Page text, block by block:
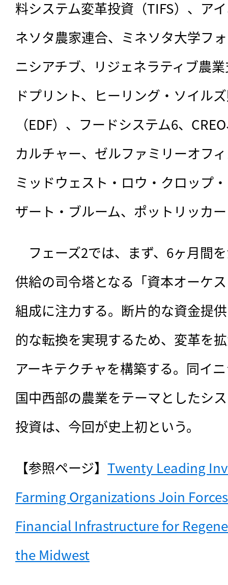
料システム変革投資（TIFS）、ア
ネソタ農家連合、ミネソタ大学フ
ニシアチブ、リジェネラティブ農
ドプリント、ヒーリング・ソイル
（EDF）、フードシステム6、
カルチャー、ゼルファミリーオフ
ミッドウェスト・ロウ・クロップ
ザート・ブルーム、ポットリッカ
フェーズ2では、まず、6ヶ月間
供給の司令塔となる「資本オーケ
組成に注力する。断片的な資金提
的な転換を実現するため、変革を
アーキテクチャを構築する。同イ
国中西部の農業をテーマとしたシ
投資は、今回が史上初という。
【参照ページ】 Twenty Leading
Farming Organizations Join
Financial Infrastructure for
the Midwest